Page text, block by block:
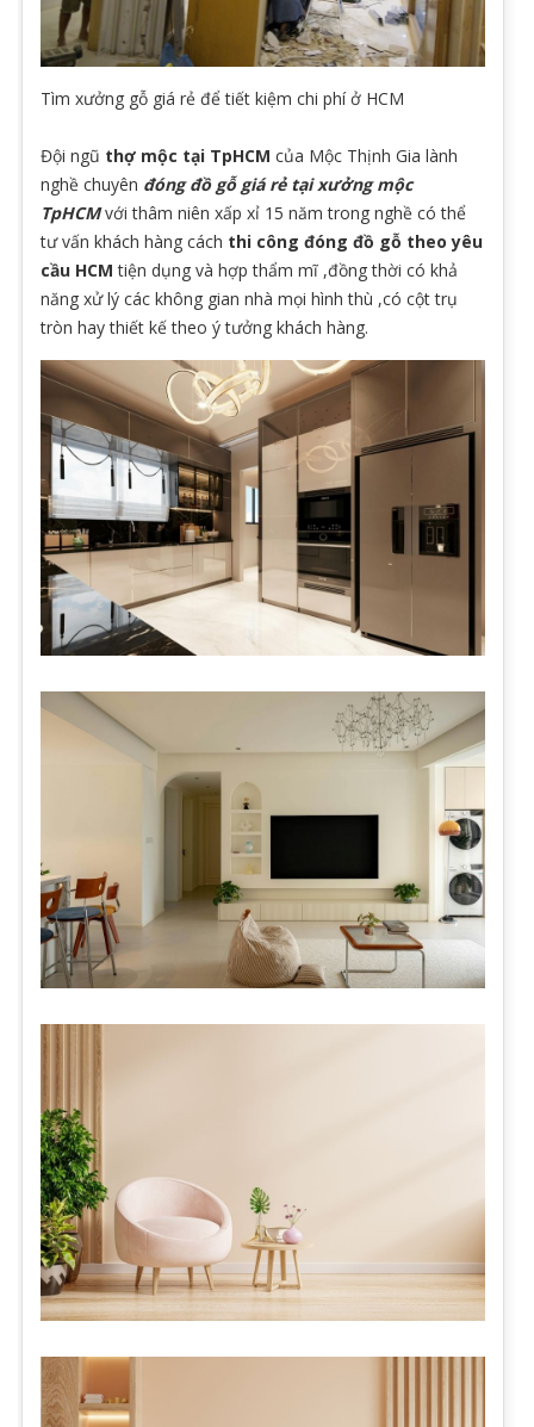
Tìm xưởng gỗ giá rẻ để tiết kiệm chi phí ở HCM
Đội ngũ thợ mộc tại TpHCM của Mộc Thịnh Gia lành
nghề chuyên đóng đồ gỗ giá rẻ tại xưởng mộc
TpHCMvới thâm niên xấp xỉ 15 năm trong nghề có thể
tư vấn khách hàng cách thi công đóng đồ gỗ theo yêu
cầu HCM tiện dụng và hợp thẩm mĩ ,đồng thời có khả
năng xử lý các không gian nhà mọi hình thù ,có cột trụ
tròn hay thiết kế theo ý tưởng khách hàng.